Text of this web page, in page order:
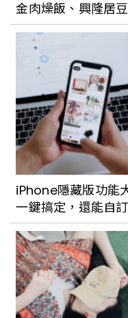
金肉燥飯、興隆居
iPhone隱藏版功能
一鍵搞定，還能自
度！